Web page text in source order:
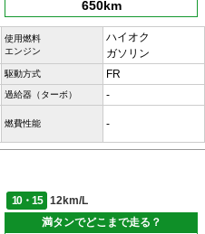
650km
使用燃料
エンジン
ハイオク
ガソリン
駆動方式 FR
過給器（ターボ） -
燃費性能 -
10・15
12km/L
満タンでどこまで走る？